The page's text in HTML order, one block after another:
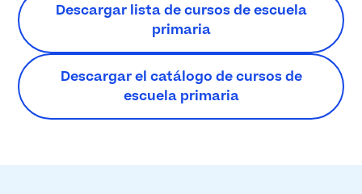
Descargar lista de cursos de escuela
primaria
Descargar el catálogo de cursos de
escuela primaria